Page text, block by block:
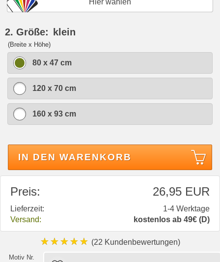
Hier wählen
2. Größe: klein
(Breite x Höhe)
80 x 47 cm
120 x 70 cm
160 x 93 cm
IN DEN WARENKORB
Preis: 26,95 EUR
Lieferzeit:
1-4 Werktage
Versand:
kostenlos ab 49€ (D)
★★★★★ (22 Kundenbewertungen)
Motiv Nr.